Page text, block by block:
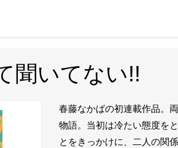
聞いてない!!
春藤なかばの初連載作品。
物語。当初は冷たい態度を
とをきっかけに、二人の関